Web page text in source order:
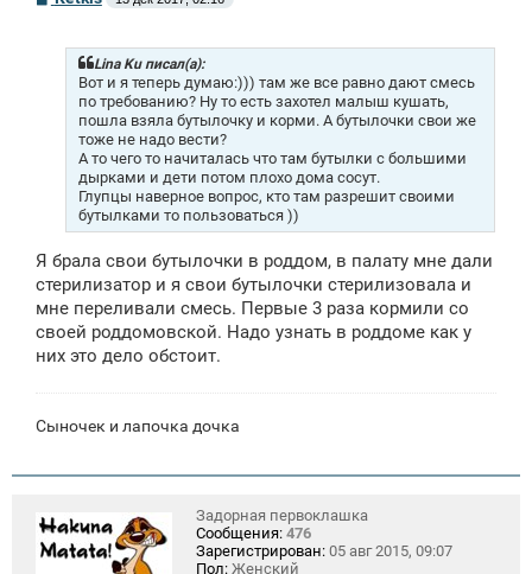
Lina Ku писал(а):
Вот и я теперь думаю:))) там же все равно дают смесь
по требованию? Ну то есть захотел малыш кушать,
пошла взяла бутылочку и корми. А бутылочки свои же
тоже не надо вести?
А то чего то начиталась что там бутылки с большими
дырками и дети потом плохо дома сосут.
Глупцы наверное вопрос, кто там разрешит своими
бутылками то пользоваться ))
Я брала свои бутылочки в роддом, в палату мне дали
стерилизатор и я свои бутылочки стерилизовала и
мне переливали смесь. Первые 3 раза кормили со
своей роддомовской. Надо узнать в роддоме как у
них это дело обстоит.
Сыночек и лапочка дочка
Задорная первоклашка
Сообщения: 476
Зарегистрирован: 05 авг 2015, 09:07
Пол: Женский